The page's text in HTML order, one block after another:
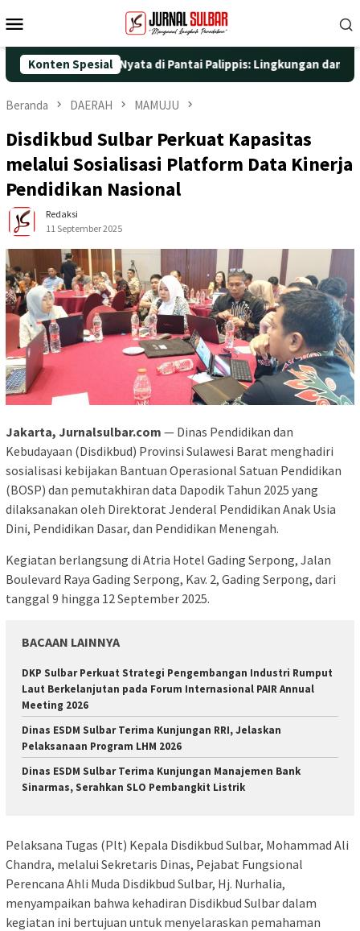
ke
Mobile
Konten Spesial
Aksi Nyata di Pantai Palippis: Lingkungan dan
Beranda DAERAH MAMUJU
Disdikbud Sulbar Perkuat Kapasitas
melalui Sosialisasi Platform Data Kinerja
Pendidikan Nasional
Redaksi
11 September 2025
Jakarta, Jurnalsulbar.com — Dinas Pendidikan dan
Kebudayaan (Disdikbud) Provinsi Sulawesi Barat menghadiri
sosialisasi kebijakan Bantuan Operasional Satuan Pendidikan
(BOSP) dan pemutakhiran data Dapodik Tahun 2025 yang
dilaksanakan oleh Direktorat Jenderal Pendidikan Anak Usia
Dini, Pendidikan Dasar, dan Pendidikan Menengah.
Kegiatan berlangsung di Atria Hotel Gading Serpong, Jalan
Boulevard Raya Gading Serpong, Kav. 2, Gading Serpong, dari
tanggal 9 hingga 12 September 2025.
BACAAN LAINNYA
DKP Sulbar Perkuat Strategi Pengembangan Industri Rumput
Laut Berkelanjutan pada Forum Internasional PAIR Annual
Meeting 2026
Dinas ESDM Sulbar Terima Kunjungan RRI, Jelaskan
Pelaksanaan Program LHM 2026
Dinas ESDM Sulbar Terima Kunjungan Manajemen Bank
Sinarmas, Serahkan SLO Pembangkit Listrik
Pelaksana Tugas (Plt) Kepala Disdikbud Sulbar, Mohammad Ali
Chandra, melalui Sekretaris Dinas, Pejabat Fungsional
Perencana Ahli Muda Disdikbud Sulbar, Hj. Nurhalia,
menyampaikan bahwa kehadiran Disdikbud Sulbar dalam
kegiatan ini bertujuan untuk menyelaraskan pemahaman